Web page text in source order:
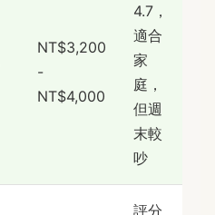
NT$3,200
-
NT$4,000
4.7，
適合
家
庭，
但週
末較
吵
評分